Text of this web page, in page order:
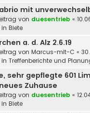
mit
von duesentrieb «
Biete
a. d. Alz 2.6.19
von Marcus-mit-C «
Treffenberichte und
sehr gepflegte 601
Zuhause
von duesentrieb «
Biete